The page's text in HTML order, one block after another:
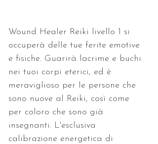
Wound Healer Reiki livello 1 si
occuperà delle tue ferite emotive
e fisiche. Guarirà lacrime e buchi
nei tuoi corpi eterici, ed è
meraviglioso per le persone che
sono nuove al Reiki, così come
per coloro che sono già
insegnanti. L'esclusiva
calibrazione energetica di